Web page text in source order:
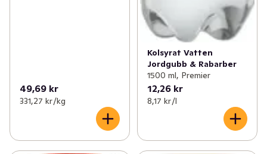
49,69 kr
331,27 kr /kg
Kolsyrat Vatten
Jordgubb & Rabarber
1500 ml, Premier
12,26 kr
8,17 kr /l